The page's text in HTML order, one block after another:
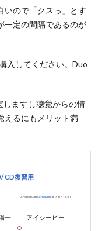
いので 「クスっ」 とす
一定の間隔であるのが
入してください。Duo
しますし聴覚からの情
えるにもメリット満
CD復習用
Posted withAmakuri at 2018.11.30
一 アイシーピー